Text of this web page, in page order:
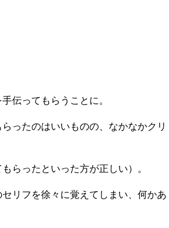
伝ってもらうことに。
ったのはいいものの、なかなかクリ
らったといった方が正しい）。
リフを徐々に覚えてしまい、何かあ